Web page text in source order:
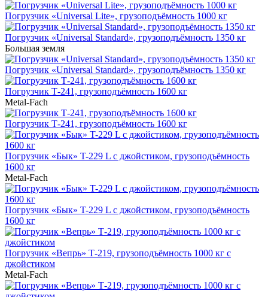
Погрузчик «Universal Lite», грузоподъёмность 1000 кг
Погрузчик «Universal Standard», грузоподъёмность 1350 кг
Большая земля
Погрузчик «Universal Standard», грузоподъёмность 1350 кг
Погрузчик Т-241, грузоподъёмность 1600 кг
Metal-Fach
Погрузчик Т-241, грузоподъёмность 1600 кг
Погрузчик «Бык» T-229 L с джойстиком, грузоподъёмность
1600 кг
Metal-Fach
Погрузчик «Бык» T-229 L с джойстиком, грузоподъёмность
1600 кг
Погрузчик «Вепрь» Т-219, грузоподъёмность 1000 кг с
джойстиком
Metal-Fach